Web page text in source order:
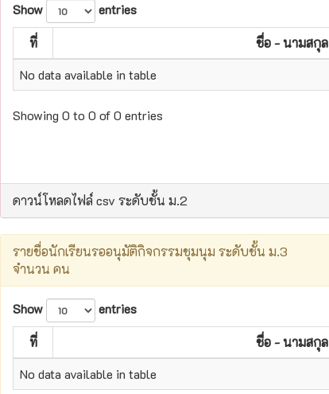
Show entries
ที่
ชื่อ - นามสกุล
No data available in table
Showing 0 to 0 of 0 entries
ดาวน์โหลดไฟล์ csv ระดับชั้น ม.2
รายชื่อนักเรียนรออนุมัติกิจกรรมชุมนุม ระดับชั้น ม.3
จำนวน คน
Show entries
ที่
ชื่อ - นามสกุล
No data available in table